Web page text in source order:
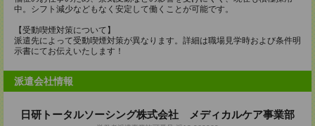
中。シフト減少などもなく安定して働くことが可能です。
【受動喫煙対策について】
派遣先によって受動喫煙対策が異なります。詳細は職場見学時および条件明
示書にてお伝えいたします！
派遣会社情報
日研トータルソーシング株式会社 メディカルケア事業部